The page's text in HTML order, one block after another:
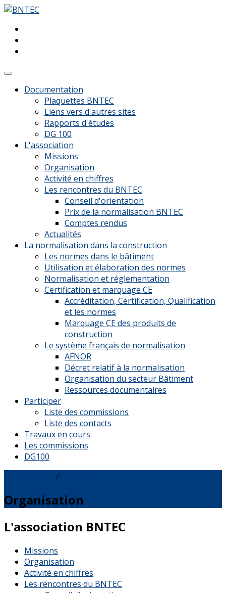
Documentation
Plaquettes BNTEC
Liens vers d'autres sites
Rapports d'études
DG 100
L'association
Missions
Organisation
Activité en chiffres
Les rencontres du BNTEC
Conseil d'orientation
Prix de la normalisation BNTEC
Comptes rendus
Actualités
La normalisation dans la construction
Les normes dans le bâtiment
Utilisation et élaboration des normes
Normalisation et réglementation
Certification et marquage CE
Accréditation, Certification, Qualification
et les normes
Marquage CE des produits de
construction
Le système français de normalisation
AFNOR
Décret relatif à la normalisation
Organisation du secteur Bâtiment
Ressources documentaires
Participer
Liste des commissions
Liste des contacts
Travaux en cours
Les commissions
DG100
⁄
Organisation
L'association BNTEC
Missions
Organisation
Activité en chiffres
Les rencontres du BNTEC